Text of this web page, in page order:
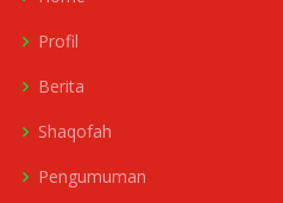
Profil
Berita
Shaqofah
Pengumuman